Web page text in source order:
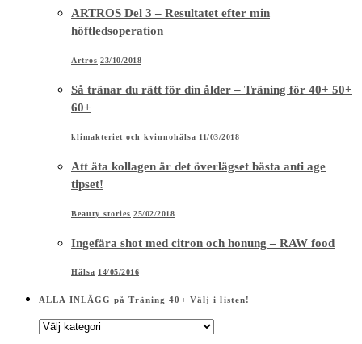
ARTROS Del 3 – Resultatet efter min
höftledsoperation
Artros 23/10/2018
Så tränar du rätt för din ålder – Träning för 40+ 50+
60+
klimakteriet och kvinnohälsa 11/03/2018
Att äta kollagen är det överlägset bästa anti age
tipset!
Beauty stories 25/02/2018
Ingefära shot med citron och honung – RAW food
Hälsa 14/05/2016
ALLA INLÄGG på Träning 40+ Välj i listen!
ALLA